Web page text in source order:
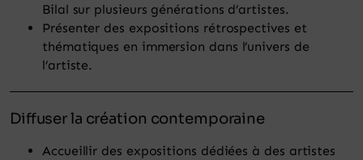
Bilal sur plusieurs générations d’artistes.
Présenter des expositions rétrospectives et
thématiques en immersion dans l’univers de
l’artiste.
Diffuser la création contemporaine
Accueillir des expositions dédiées à des artistes